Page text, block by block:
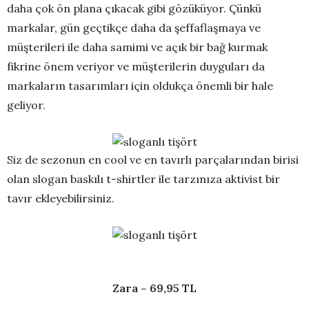
daha çok ön plana çıkacak gibi gözüküyor. Çünkü
markalar, gün geçtikçe daha da şeffaflaşmaya ve
müşterileri ile daha samimi ve açık bir bağ kurmak
fikrine önem veriyor ve müşterilerin duyguları da
markaların tasarımları için oldukça önemli bir hale
geliyor.
Siz de sezonun en cool ve en tavırlı parçalarından birisi
olan slogan baskılı t-shirtler ile tarzınıza aktivist bir
tavır ekleyebilirsiniz.
Zara – 69,95 TL